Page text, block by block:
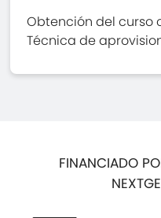
Obtención del curso
Técnica de
FINANCIADO